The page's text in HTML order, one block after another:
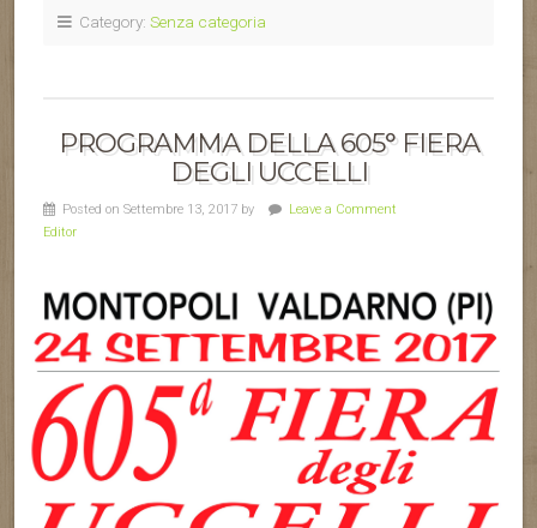
Category: Senza categoria
PROGRAMMA DELLA 605° FIERA
DEGLI UCCELLI
Posted on Settembre 13, 2017 by
Editor
Leave a Comment